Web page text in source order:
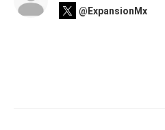
@ExpansionMx